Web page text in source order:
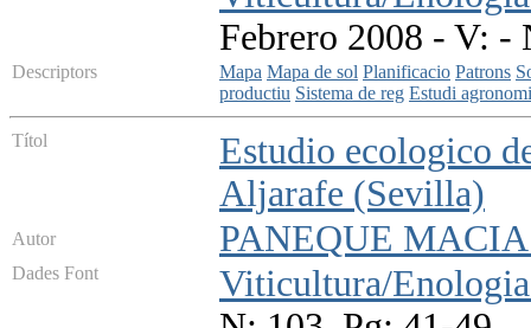
Febrero 2008 - V: -
Descriptors Mapa Mapa de sol Planificacio Patrons
productiu Sistema de reg Estudi
Títol
Estudio ecologico
Aljarafe (Sevilla)
Autor PANEQUE
Dades Font
Viticultura/